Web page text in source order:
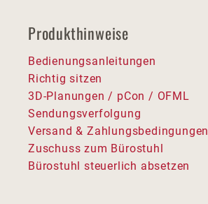
Produkthinweise
Bedienungsanleitungen
Richtig sitzen
3D-Planungen / pCon / OFML
Sendungsverfolgung
Versand & Zahlungsbedingungen
Zuschuss zum Bürostuhl
Bürostuhl steuerlich absetzen